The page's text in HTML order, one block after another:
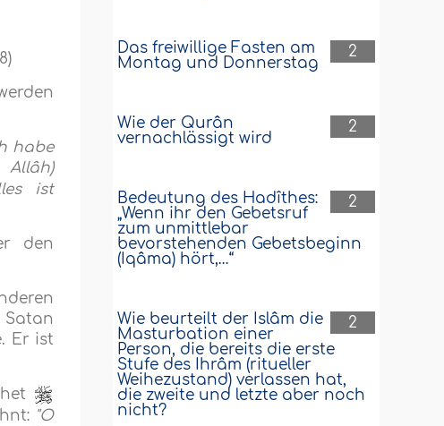
habe
ist
den
Er ist
"O
2
Das freiwillige Fasten am
Montag und Donnerstag
2
Wie der Qurân
vernachlässigt wird
2
Bedeutung des Hadîthes:
„Wenn ihr den Gebetsruf
zum unmittlebar
bevorstehenden Gebetsbeginn
(Iqâma) hört,…“
2
Wie beurteilt der Islâm die
Masturbation einer
Person, die bereits die erste
Stufe des Ihrâm (ritueller
Weihezustand) verlassen hat,
die zweite und letzte aber noch
nicht?